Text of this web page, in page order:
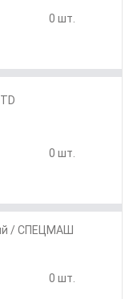
0 шт.
0 шт.
/ СПЕЦМАШ
0 шт.